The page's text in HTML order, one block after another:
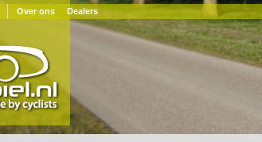
Over ons Dealers